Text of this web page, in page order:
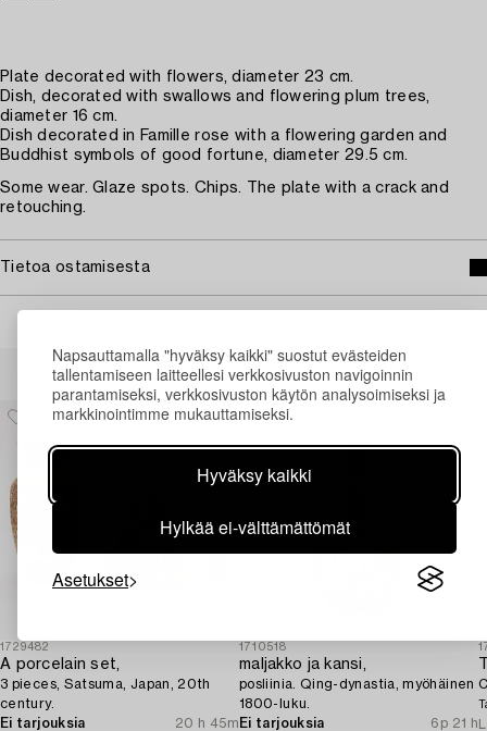
Napsauttamalla "hyväksy kaikki" suostut evästeiden
tallentamiseen laitteellesi verkkosivuston navigoinnin
parantamiseksi, verkkosivuston käytön analysoimiseksi ja
markkinointimme mukauttamiseksi.
Hyväksy kaikki
Hylkää ei-välttämättömät
Asetukset
Plate decorated with flowers, diameter 23 cm.
Dish, decorated with swallows and flowering plum trees,
diameter 16 cm.
Dish decorated in Famille rose with a flowering garden and
Buddhist symbols of good fortune, diameter 29.5 cm.
Some wear. Glaze spots. Chips. The plate with a crack and
retouching.
Tietoa ostamisesta
Muiden katsomia kohteita
1729482
A porcelain set,
3 pieces, Satsuma, Japan, 20th
century.
Ei tarjouksia
20 h 45m
1710518
maljakko ja kansi,
posliinia. Qing-dynastia, myöhäinen
1800-luku.
Ei tarjouksia
6p 21 h